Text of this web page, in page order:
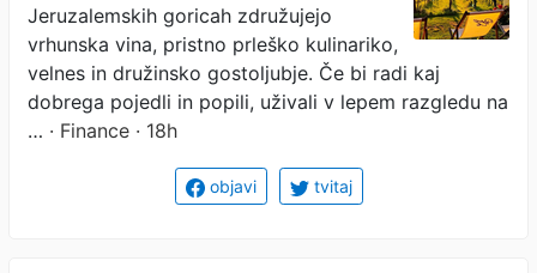
Jeruzalemskih goricah združujejo
vrhunska vina, pristno prleško kulinariko,
velnes in družinsko gostoljubje. Če bi radi kaj
dobrega pojedli in popili, uživali v lepem razgledu na
… · Finance · 18h
objavi tvitaj